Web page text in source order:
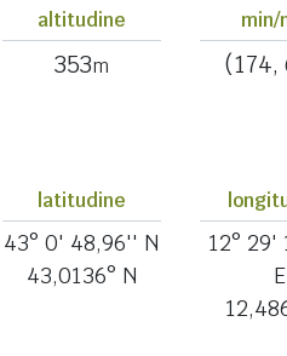
altitudine
353m
min/
(174,
latitudine
43° 0' 48,96'' N
43,0136° N
12° 29'
E